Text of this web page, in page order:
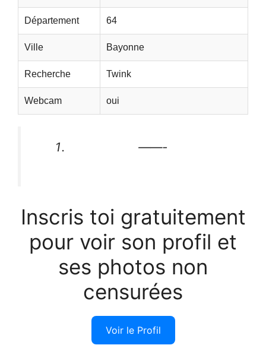
Département 64
Ville Bayonne
Recherche Twink
Webcam oui
——-
Inscris toi gratuitement
pour voir son profil et
ses photos non
censurées
Voir le Profil